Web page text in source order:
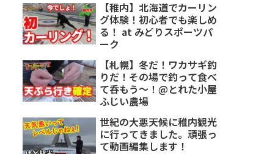
【稚内】北海道でカーリン
グ体験！初心者でも楽しめ
る！ at みどりスポーツパ
ーク
【札幌】冬だ！ワカサギ釣
りだ！その場で釣って食べ
て呑もう～！@とれた小屋
ふじい農場
世紀の大悪天候に稚内観光
に行ってきました。頑張っ
て動画編集します！